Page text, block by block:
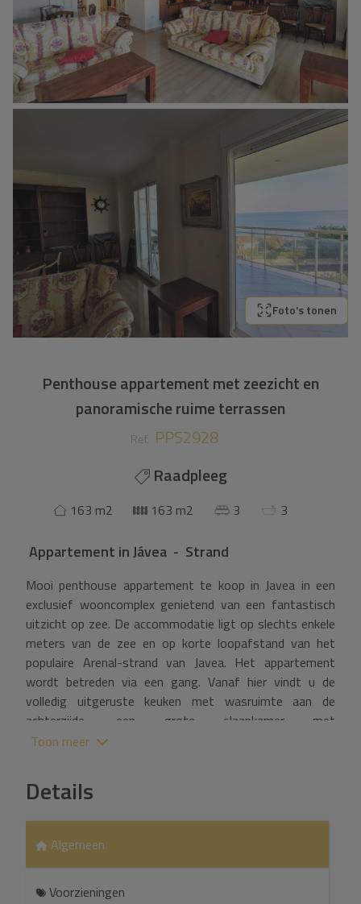
Foto's tonen
Penthouse appartement met zeezicht en
panoramische ruime terrassen
Ref. PPS2928
Raadpleeg
163 m2 163 m2 3 3
Appartement inJávea - Strand
Mooi penthouse appartement te koop in Javea in een
exclusief wooncomplex genietend van een fantastisch
uitzicht op zee. De accommodatie ligt op slechts enkele
meters van de zee en op korte loopafstand van het
populaire Arenal-strand van Javea. Het appartement
wordt betreden via een gang. Vanaf hier vindt u de
volledig uitgeruste keuken met wasruimte aan de
achterzijde, een grote slaapkamer met
tweepersoonsbed aan één kant, een familie-badkamer
overdekt terras genietend van een prachtig uitzicht op
zee en met ruimte om comfortabel te zitten met 10
personen.
Een trap, die zich ook in de gang bevindt, brengt u naar
de bovenste verdieping, die bestaat uit de
Toon meer
Details
Algemeen
Voorzieningen